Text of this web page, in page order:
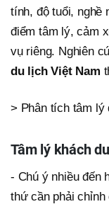
tính, độ tuổi, nghề
điểm tâm lý, cảm
vụ riêng. Nghiên
du lịch Việt Nam
> Phân tích tâm lý
Tâm lý khách
- Chú ý nhiều đến
thứ cần phải